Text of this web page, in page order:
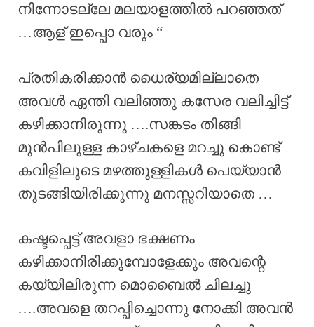
നിന്നോടല്ലേ മലയാളത്തിൽ പറഞ്ഞത്
…ആള് ഇപ്പൊ വരും “
പ്രതികരിക്കാൻ ധൈര്യമില്ലാതെ
അവൾ ഏന്തി വലിഞ്ഞു കസേര വലിച്ചിട്ട്
കഴിക്കാനിരുന്നു ….സങ്കടം തിങ്ങി
മുൻപിലുള്ള കാഴ്ചകളെ മറച്ചു കൊണ്ട്
കവിളിലൂടെ മഴത്തുള്ളികൾ പെയ്യാൻ
തുടങ്ങിയിരിക്കുന്നു മനസ്സറിയാതെ …
കഷ്ടപ്പെട്ട് അവളാ ഭക്ഷണം
കഴിക്കാനിരിക്കുമ്പോളേക്കും അവന്റെ
കയ്യിലിരുന്ന മൊബൈൽ ചിലച്ചു
….അവളെ തറപ്പിച്ചൊന്നു നോക്കി അവൻ